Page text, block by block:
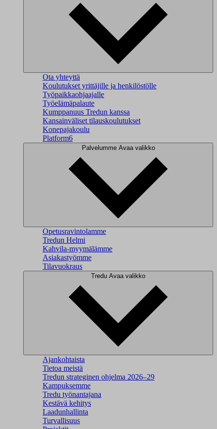
Ota yhteyttä
Koulutukset yrittäjille ja henkilöstölle
Työpaikkaohjaajalle
Työelämäpalaute
Kumppanuus Tredun kanssa
Kansainväliset tilauskoulutukset
Konepajakoulu
Platform6
Palvelumme Avaa valikko
Opetusravintolamme
Tredun Helmi
Kahvila-myymälämme
Asiakastyömme
Tilavuokraus
Tredu Avaa valikko
Ajankohtaista
Tietoa meistä
Tredun strateginen ohjelma 2026–29
Kampuksemme
Tredu työnantajana
Kestävä kehitys
Laadunhallinta
Turvallisuus